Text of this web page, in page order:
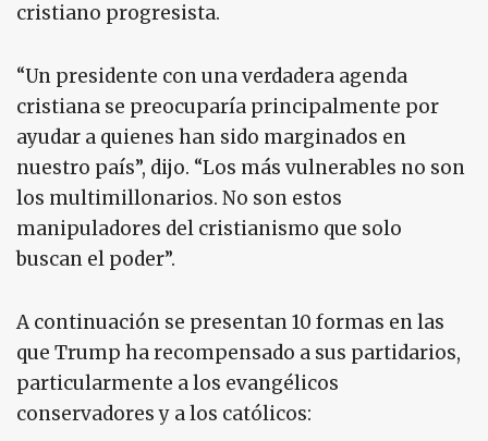
cristiano progresista.
“Un presidente con una verdadera agenda
cristiana se preocuparía principalmente por
ayudar a quienes han sido marginados en
nuestro país”, dijo. “Los más vulnerables no son
los multimillonarios. No son estos
manipuladores del cristianismo que solo
buscan el poder”.
A continuación se presentan 10 formas en las
que Trump ha recompensado a sus partidarios,
particularmente a los evangélicos
conservadores y a los católicos: